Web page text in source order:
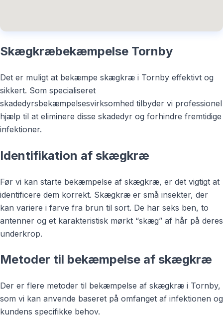
Skægkræbekæmpelse Tornby
Det er muligt at bekæmpe skægkræ i Tornby effektivt og
sikkert. Som specialiseret
skadedyrsbekæmpelsesvirksomhed tilbyder vi professionel
hjælp til at eliminere disse skadedyr og forhindre fremtidige
infektioner.
Identifikation af skægkræ
Før vi kan starte bekæmpelse af skægkræ, er det vigtigt at
identificere dem korrekt. Skægkræ er små insekter, der
kan variere i farve fra brun til sort. De har seks ben, to
antenner og et karakteristisk mørkt “skæg” af hår på deres
underkrop.
Metoder til bekæmpelse af skægkræ
Der er flere metoder til bekæmpelse af skægkræ i Tornby,
som vi kan anvende baseret på omfanget af infektionen og
kundens specifikke behov.